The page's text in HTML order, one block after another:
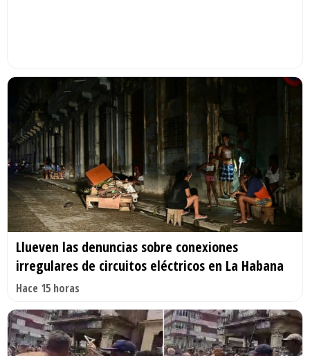
Llueven las denuncias sobre conexiones
irregulares de circuitos eléctricos en La Habana
Hace 15 horas